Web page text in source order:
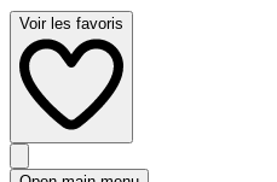
Voir les favoris